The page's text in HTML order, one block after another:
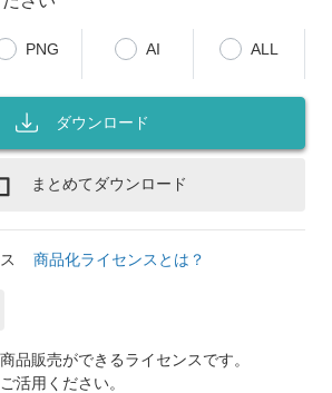
PNG AI ALL
ダウンロード
まとめてダウンロード
商品化ライセンスとは？
品販売ができるライセンスです。
活用ください。